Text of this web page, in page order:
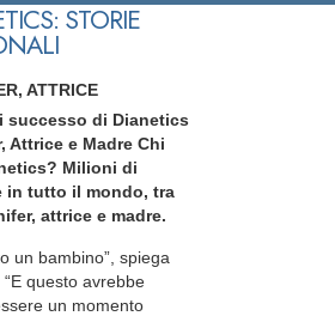
STORIE
ATTRICE
successo di Dianetics
Attrice e Madre Chi
Milioni di
in tutto il mondo, tra
attrice e madre.
un bambino”, spiega
questo avrebbe
un momento